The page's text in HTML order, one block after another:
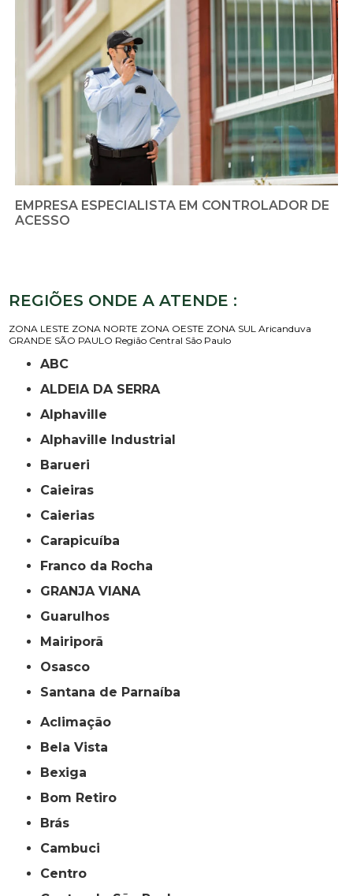
EMPRESA ESPECIALISTA EM CONTROLADOR DE
ACESSO
REGIÕES ONDE A ATENDE :
ZONA LESTE ZONA NORTE ZONA OESTE ZONA SUL Aricanduva
GRANDE SÃO PAULO Região Central São Paulo
ABC
ALDEIA DA SERRA
Alphaville
Alphaville Industrial
Barueri
Caieiras
Caierias
Carapicuíba
Franco da Rocha
GRANJA VIANA
Guarulhos
Mairiporã
Osasco
Santana de Parnaíba
Aclimação
Bela Vista
Bexiga
Bom Retiro
Brás
Cambuci
Centro